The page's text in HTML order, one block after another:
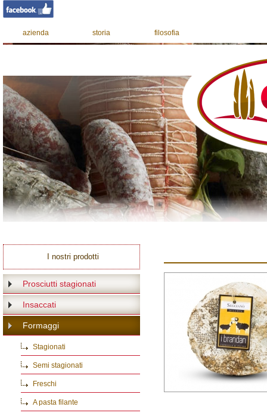
azienda storia filosofia
I nostri prodotti
Prosciutti stagionati
Insaccati
Formaggi
Stagionati
Semi stagionati
Freschi
A pasta filante